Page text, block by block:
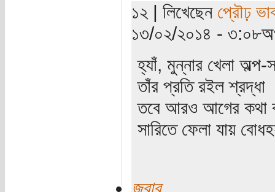
১২ | লিখেছেন প্রৌঢ়
১৩/০২/২০১৪ -
হ্যাঁ, মুন্নার খেলা অল্প-
তাঁর প্রতি রইল শ্রদ্ধা
তবে আরও আগের কথা
সারিতে ফেলা যায়
জবাব